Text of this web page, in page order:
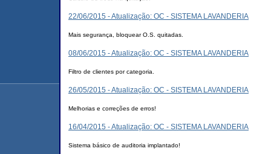
22/06/2015 - Atualização: OC - SISTEMA LAVANDERIA
Mais segurança, bloquear O.S. quitadas.
08/06/2015 - Atualização: OC - SISTEMA LAVANDERIA
Filtro de clientes por categoria.
26/05/2015 - Atualização: OC - SISTEMA LAVANDERIA
Melhorias e correções de erros!
16/04/2015 - Atualização: OC - SISTEMA LAVANDERIA
Sistema básico de auditoria implantado!